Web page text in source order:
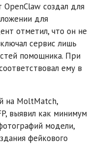
создал для
для
отметил, что он не
сервис лишь
помощника. При
ему в
на MoltMatch,
выявил как минимум
модели,
фейкового